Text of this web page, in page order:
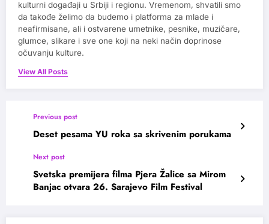
kulturni događaji u Srbiji i regionu. Vremenom, shvatili smo
da takođe želimo da budemo i platforma za mlade i
neafirmisane, ali i ostvarene umetnike, pesnike, muzičare,
glumce, slikare i sve one koji na neki način doprinose
očuvanju kulture.
View All Posts
Previous post
Deset pesama YU roka sa skrivenim porukama
Next post
Svetska premijera filma Pjera Žalice sa Mirom
Banjac otvara 26. Sarajevo Film Festival